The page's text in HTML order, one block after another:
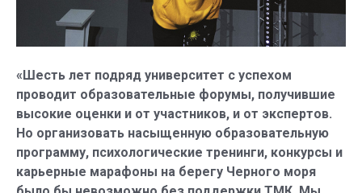
«Шесть лет подряд университет с успехом
проводит образовательные форумы, получившие
высокие оценки и от участников, и от экспертов.
Но организовать насыщенную образовательную
программу, психологические тренинги, конкурсы и
карьер­ные марафоны на берегу Черного моря